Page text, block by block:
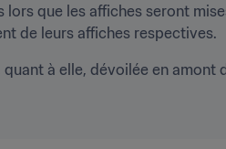
que les affiches seront
de leurs affiches respectives.
quant à elle, dévoilée en